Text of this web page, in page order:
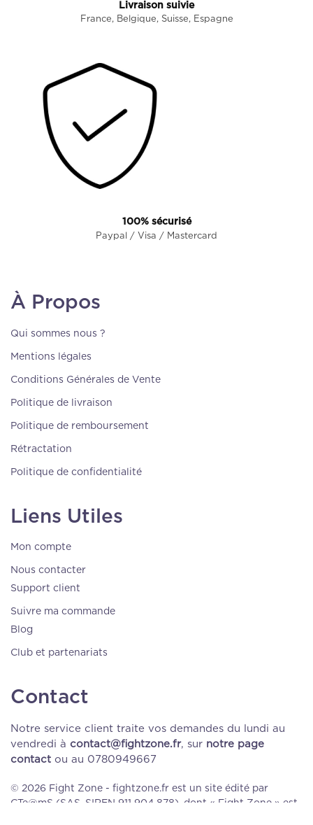
Livraison suivie
France, Belgique, Suisse, Espagne
100% sécurisé
Paypal / Visa / Mastercard
À Propos
Qui sommes nous ?
Mentions légales
Conditions Générales de Vente
Politique de livraison
Politique de remboursement
Rétractation
Politique de confidentialité
Liens Utiles
Mon compte
Nous contacter
Support client
Suivre ma commande
Blog
Club et partenariats
Contact
Notre service client traite vos demandes du lundi au
vendredi à contact@fightzone.fr, sur notre page
contact ou au 0780949667
© 2026 Fight Zone - fightzone.fr est un site édité par
CTe@mS (SAS, SIREN 911 904 878), dont « Fight Zone » est